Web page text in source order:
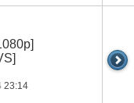
23:14